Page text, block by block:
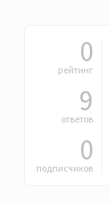
0
рейтинг
9
ответов
0
подписчиков